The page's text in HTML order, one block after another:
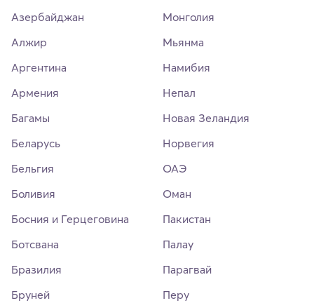
Азербайджан
Алжир
Аргентина
Армения
Багамы
Беларусь
Бельгия
Боливия
Босния и Герцеговина
Ботсвана
Бразилия
Бруней
Монголия
Мьянма
Намибия
Непал
Новая Зеландия
Норвегия
ОАЭ
Оман
Пакистан
Палау
Парагвай
Перу